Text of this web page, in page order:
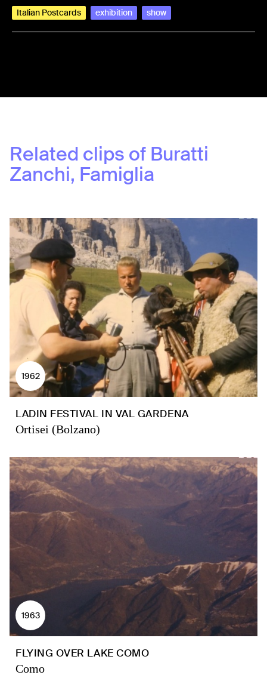
Italian Postcards exhibition show
Related clips of Buratti
Zanchi, Famiglia
1962
LADIN FESTIVAL IN VAL GARDENA
Ortisei (Bolzano)
1963
FLYING OVER LAKE COMO
Como